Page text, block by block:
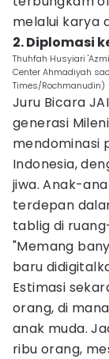
melalui karya
2. Diplomasi
Thuhfah Husyiari
Center Ahmadiyah
Times/Rochmanudin)
Juru Bicara
generasi
mendominasi
Indonesia,
jiwa. Anak-
terdepan
tablig di
"Memang
baru
Estimasi
orang, di
anak muda.
ribu orang,